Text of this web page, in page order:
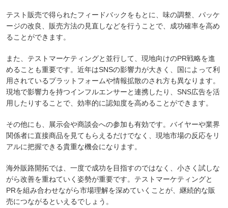
テスト販売で得られたフィードバックをもとに、味の調整、パッケ
ージの改良、販売方法の見直しなどを行うことで、成功確率を高め
ることができます。
また、テストマーケティングと並行して、現地向けのPR戦略を進
めることも重要です。近年はSNSの影響力が大きく、国によって利
用されているプラットフォームや情報拡散のされ方も異なります。
現地で影響力を持つインフルエンサーと連携したり、SNS広告を活
用したりすることで、効率的に認知度を高めることができます。
その他にも、展示会や商談会への参加も有効です。バイヤーや業界
関係者に直接商品を見てもらえるだけでなく、現地市場の反応をリ
アルに把握できる貴重な機会になります。
海外販路開拓では、一度で成功を目指すのではなく、小さく試しな
がら改善を重ねていく姿勢が重要です。テストマーケティングと
PRを組み合わせながら市場理解を深めていくことが、継続的な販
売につながるといえるでしょう。